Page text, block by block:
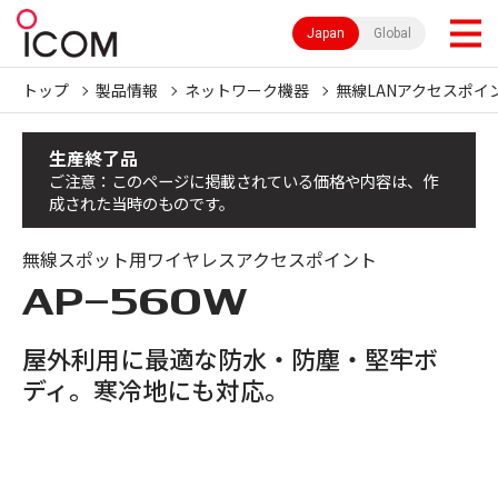
Japan Global
トップ 製品情報 ネットワーク機器 無線LANアクセスポイ
生産終了品
ご注意：このページに掲載されている価格や内容は、作
成された当時のものです。
無線スポット用ワイヤレスアクセスポイント
AP-560W
屋外利用に最適な防水・防塵・堅牢ボ
ディ。寒冷地にも対応。